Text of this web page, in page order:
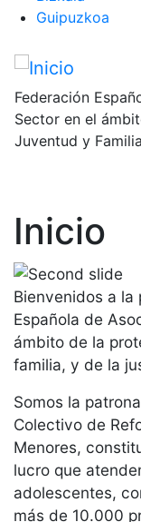
Guipuzkoa
Pasar
contenido
principal
Federación
Sector en el
Juventud y
Inicio
Bienvenidos a la
Española de
ámbito de la
familia, y de la
Somos la
Colectivo de
Menores,
lucro que
adolescentes,
más de 10.000